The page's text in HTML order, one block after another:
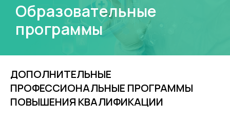
Образовательные
программы
ДОПОЛНИТЕЛЬНЫЕ
ПРОФЕССИОНАЛЬНЫЕ ПРОГРАММЫ
ПОВЫШЕНИЯ КВАЛИФИКАЦИИ